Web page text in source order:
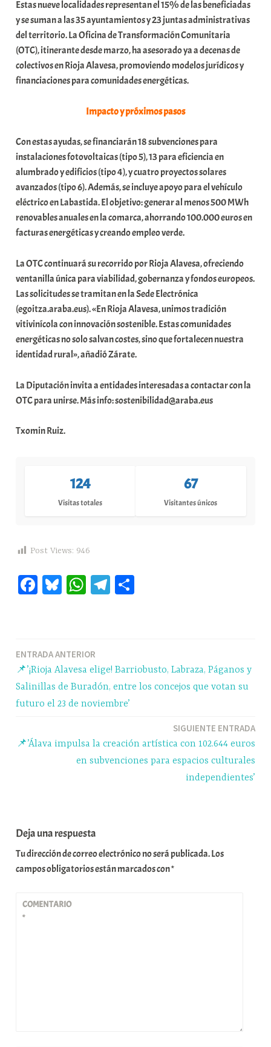
Estas nueve localidades representan el 15% de las beneficiadas
y se suman a las 35 ayuntamientos y 23 juntas administrativas
del territorio. La Oficina de Transformación Comunitaria
(OTC), itinerante desde marzo, ha asesorado ya a decenas de
colectivos en Rioja Alavesa, promoviendo modelos jurídicos y
financiaciones para comunidades energéticas.
Impacto y próximos pasos
Con estas ayudas, se financiarán 18 subvenciones para
instalaciones fotovoltaicas (tipo 5), 13 para eficiencia en
alumbrado y edificios (tipo 4), y cuatro proyectos solares
avanzados (tipo 6). Además, se incluye apoyo para el vehículo
eléctrico en Labastida. El objetivo: generar al menos 500 MWh
renovables anuales en la comarca, ahorrando 100.000 euros en
facturas energéticas y creando empleo verde.
La OTC continuará su recorrido por Rioja Alavesa, ofreciendo
ventanilla única para viabilidad, gobernanza y fondos europeos.
Las solicitudes se tramitan en la Sede Electrónica
(egoitza.araba.eus). «En Rioja Alavesa, unimos tradición
vitivinícola con innovación sostenible. Estas comunidades
energéticas no solo salvan costes, sino que fortalecen nuestra
identidad rural», añadió Zárate.
La Diputación invita a entidades interesadas a contactar con la
OTC para unirse. Más info: sostenibilidad@araba.eus
Txomin Ruiz.
124
Visitas totales
67
Visitantes únicos
Post Views: 946
Fa Bl W
pp
Te
m rti
r
Navegación
de
entradas
ENTRADA ANTERIOR
📌’¡Rioja Alavesa elige! Barriobusto, Labraza, Páganos y
Salinillas de Buradón, entre los concejos que votan su
futuro el 23 de noviembre’
SIGUIENTE ENTRADA
📌’Álava impulsa la creación artística con 102.644 euros
en subvenciones para espacios culturales
independientes’
Deja una respuesta
Tu dirección de correo electrónico no será publicada.Los
campos obligatorios están marcados con*
COMENTARIO
*